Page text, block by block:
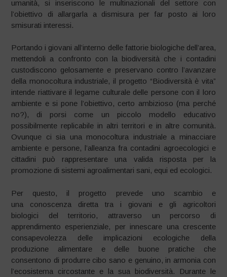
umanità, si inseriscono le multinazionali del settore con
l’obiettivo di allargarla a dismisura per far posto ai loro
smisurati interessi.
Portando i giovani all’interno delle fattorie biologiche dell’area,
mettendoli a confronto con la biodiversità che i contadini
custodiscono gelosamente e preservano contro l’avanzare
della monocoltura industriale, il progetto “Biodiversità è vita”
intende riattivare il legame culturale delle persone con il loro
ambiente e si pone l’obiettivo, certo ambizioso (ma perché
no?), di porsi come un piccolo modello educativo
possibilmente replicabile in altri territori e in altre comunità.
Ovunque ci sia una monocoltura industriale a minacciare
ambiente e persone, l’alleanza fra contadini agroecologici e
cittadini può rappresentare una valida risposta per la
promozione di sistemi agroalimentari sani, equi ed ecologici.
Per questo, il progetto prevede uno scambio e
una conoscenza diretta tra i giovani e gli agricoltori
biologici del territorio, attraverso un percorso di
apprendimento esperienziale, per innescare una crescente
consapevolezza delle implicazioni ecologiche della
produzione alimentare e delle buone pratiche che
consentono di produrre cibo sano e genuino, in armonia con
l’ecosistema circostante e la sua biodiversità. Durante le